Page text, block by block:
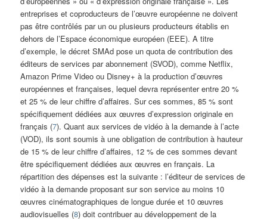
entreprises et coproducteurs de l’œuvre européenne ne doivent
pas être contrôlés par un ou plusieurs producteurs établis en
dehors de l’Espace économique européen (EEE). A titre
d’exemple, le décret SMAd pose un quota de contribution des
éditeurs de services par abonnement (SVOD), comme Netflix,
Amazon Prime Video ou Disney+ à la production d’œuvres
européennes et françaises, lequel devra représenter entre 20 %
et 25 % de leur chiffre d’affaires. Sur ces sommes, 85 % sont
spécifiquement dédiées aux œuvres d’expression originale en
français (7). Quant aux services de vidéo à la demande à l’acte
(VOD), ils sont soumis à une obligation de contribution à hauteur
de 15 % de leur chiffre d’affaires, 12 % de ces sommes devant
être spécifiquement dédiées aux œuvres en français. La
répartition des dépenses est la suivante : l’éditeur de services de
vidéo à la demande proposant sur son service au moins 10
œuvres cinématographiques de longue durée et 10 œuvres
audiovisuelles (8) doit contribuer au développement de la